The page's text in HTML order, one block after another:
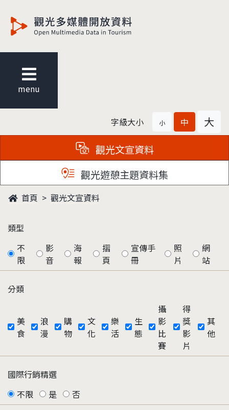
menu
字級大小 小 中 大
觀光文宣資料
觀光遊憩主題資料集
首頁 觀光文宣資料
類型
不
限
影
音
海
報
摺
頁
宣傳手
冊
照
片
網
站
分類
美
食
浪
漫
購
物
文
化
樂
活
生
態
攝
影
比
賽
得
獎
影
片
其
他
國際行銷精選
不限
是 否